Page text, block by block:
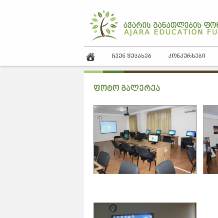
ᲩᲕᲔᲜ ᲨᲔᲡᲐᲮᲔᲑ ᲙᲝᲜᲙᲣᲠᲡᲔᲑᲘ
ფოტო გალერეა